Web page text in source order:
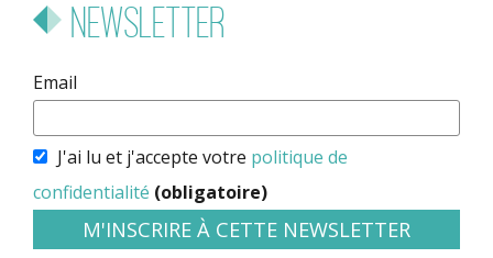
Newsletter
Email
J'ai lu et j'accepte votre politique de
confidentialité (obligatoire)